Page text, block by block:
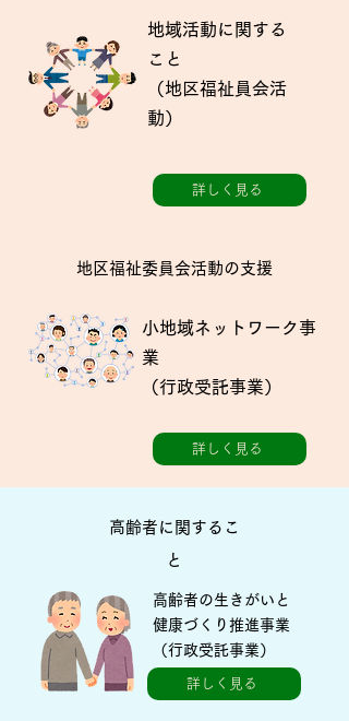
地域活動に関する
こと
​（地区福祉員会活
動）
詳しく見る
地区福祉委員会活動の支援
小地域ネットワーク事
業
​（行政受託事業）
詳しく見る
高齢者に関するこ
と
高齢者の生きがいと
健康づくり推進事業
（行政受託事業）
詳しく見る